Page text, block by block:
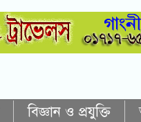
বিজ্ঞান ও প্রযুক্তি